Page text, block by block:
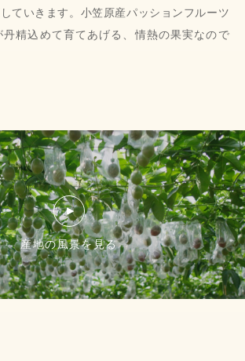
ていきます。小笠原産パッションフルーツ
丹精込めて育てあげる、情熱の果実なので
産地の風景を見る